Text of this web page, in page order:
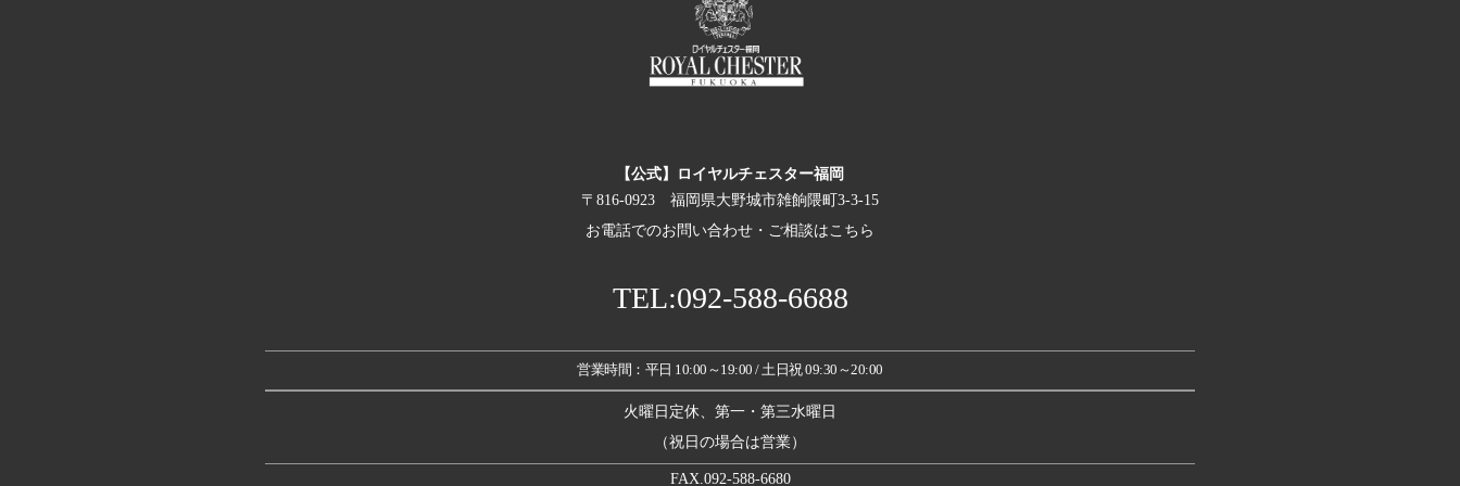
【公式】ロイヤルチェスター福岡
〒816-0923 福岡県大野城市雑餉隈町3-3-15
お電話でのお問い合わせ・ご相談はこちら
TEL:092-588-6688
営業時間：平日 10:00～19:00 / 土日祝 09:30～20:00
火曜日定休、第一・第三水曜日
（祝日の場合は営業）
FAX.092-588-6680